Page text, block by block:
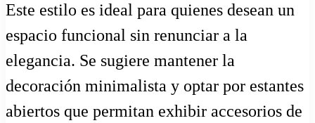
Este estilo es ideal para quienes desean un
espacio funcional sin renunciar a la
elegancia. Se sugiere mantener la
decoración minimalista y optar por estantes
abiertos que permitan exhibir accesorios de